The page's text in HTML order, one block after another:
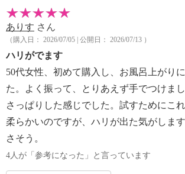
ありす さん
（購入日： 2026/07/05 | 公開日： 2026/07/13 ）
ハリがでます
50代女性、初めて購入し、お風呂上がり
た。よく振って、とりあえず手でつけま
さっぱりした感じでした。試すためにこ
柔らかいのですが、ハリが出た気がしま
さそう。
4人が「参考になった」と言っています